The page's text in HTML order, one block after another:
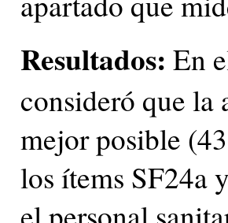
Resultados: En
consideró que la
mejor posible
los ítems SF24a